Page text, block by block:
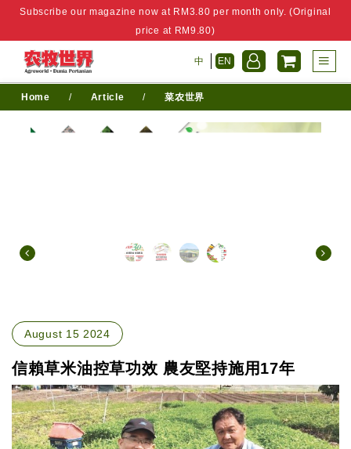
Subscribe our magazine now at RM3.80 per month only. (Original
price at RM9.80)
中 EN
Home / Article / 菜农世界
August 15 2024
信賴草米油控草功效 農友堅持施用17年